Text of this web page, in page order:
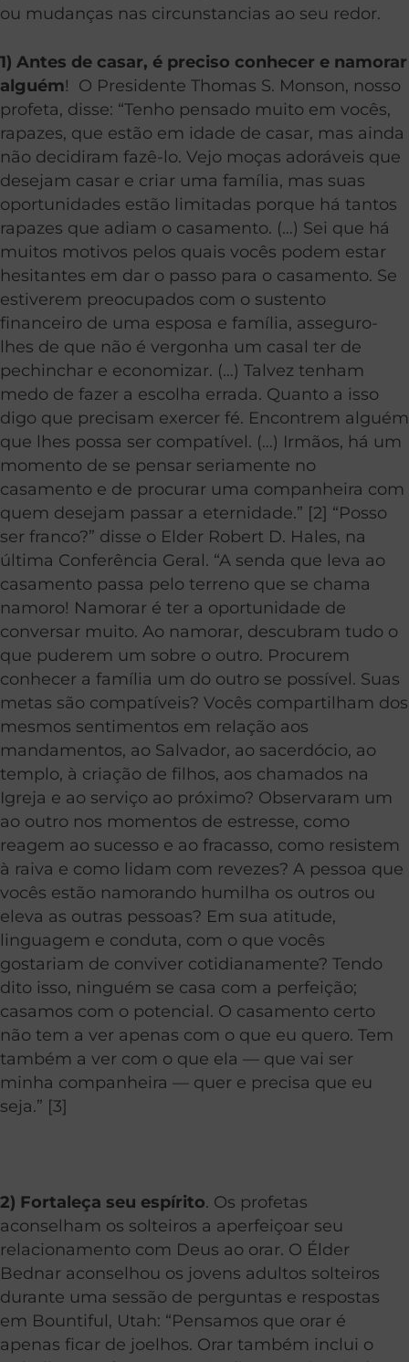
ou mudanças nas circunstancias ao seu redor.
1) Antes de casar, é preciso conhecer e namorar
alguém! O Presidente Thomas S. Monson, nosso
profeta, disse: “Tenho pensado muito em vocês,
rapazes, que estão em idade de casar, mas ainda
não decidiram fazê-lo. Vejo moças adoráveis que
desejam casar e criar uma família, mas suas
oportunidades estão limitadas porque há tantos
rapazes que adiam o casamento. (…) Sei que há
muitos motivos pelos quais vocês podem estar
hesitantes em dar o passo para o casamento. Se
estiverem preocupados com o sustento
financeiro de uma esposa e família, asseguro-
lhes de que não é vergonha um casal ter de
pechinchar e economizar. (…) Talvez tenham
medo de fazer a escolha errada. Quanto a isso
digo que precisam exercer fé. Encontrem alguém
que lhes possa ser compatível. (…) Irmãos, há um
momento de se pensar seriamente no
casamento e de procurar uma companheira com
quem desejam passar a eternidade.” [2] “Posso
ser franco?” disse o Elder Robert D. Hales, na
última Conferência Geral. “A senda que leva ao
casamento passa pelo terreno que se chama
namoro! Namorar é ter a oportunidade de
conversar muito. Ao namorar, descubram tudo o
que puderem um sobre o outro. Procurem
conhecer a família um do outro se possível. Suas
metas são compatíveis? Vocês compartilham dos
mesmos sentimentos em relação aos
mandamentos, ao Salvador, ao sacerdócio, ao
templo, à criação de filhos, aos chamados na
Igreja e ao serviço ao próximo? Observaram um
ao outro nos momentos de estresse, como
reagem ao sucesso e ao fracasso, como resistem
à raiva e como lidam com revezes? A pessoa que
vocês estão namorando humilha os outros ou
eleva as outras pessoas? Em sua atitude,
linguagem e conduta, com o que vocês
gostariam de conviver cotidianamente? Tendo
dito isso, ninguém se casa com a perfeição;
casamos com o potencial. O casamento certo
não tem a ver apenas com o que eu quero. Tem
também a ver com o que ela — que vai ser
minha companheira — quer e precisa que eu
seja.” [3]
2) Fortaleça seu espírito. Os profetas
aconselham os solteiros a aperfeiçoar seu
relacionamento com Deus ao orar. O Élder
Bednar aconselhou os jovens adultos solteiros
durante uma sessão de perguntas e respostas
em Bountiful, Utah: “Pensamos que orar é
apenas ficar de joelhos. Orar também inclui o